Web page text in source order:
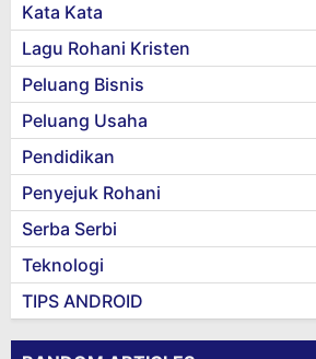
Kata Kata
Lagu Rohani Kristen
Peluang Bisnis
Peluang Usaha
Pendidikan
Penyejuk Rohani
Serba Serbi
Teknologi
TIPS ANDROID